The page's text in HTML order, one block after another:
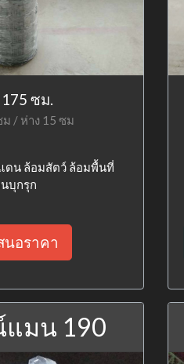
ซม.
/ ห่าง 15 ซม
ดน ล้อมสัตว์ ล้อมพื้นที่
บุกรุก
นอราคา
แมน 190